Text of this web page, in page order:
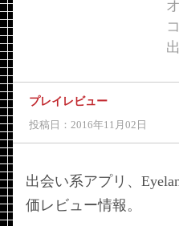
プレイレビュー
投稿日：2016年11月02日
出会い系アプリ、
価レビュー情報。